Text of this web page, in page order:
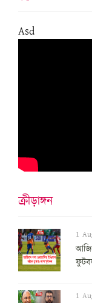
Asd
ক্ৰীড়াঙ্গন
1
1